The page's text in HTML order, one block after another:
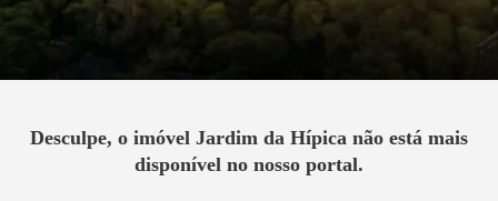
Desculpe, o imóvel Jardim da Hípica não está mais
disponível no nosso portal.